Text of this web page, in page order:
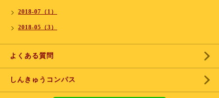
2018-07（1）
2018-05（3）
よくある質問
しんきゅうコンパス